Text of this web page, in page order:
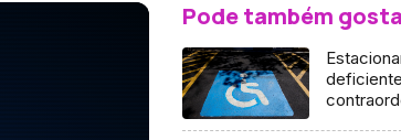
Pode também